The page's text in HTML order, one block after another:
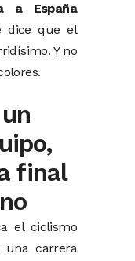
a España
dice que el
Y no
final
el ciclismo
una carrera